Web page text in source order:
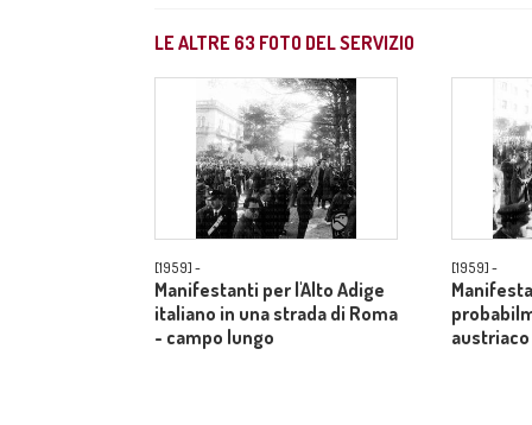
LE ALTRE 63 FOTO DEL SERVIZIO
[1959] -
Manifestanti per l'Alto Adige
italiano in una strada di Roma
- campo lungo
[1959] -